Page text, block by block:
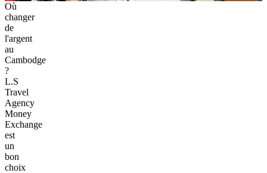
Où
changer
de
l'argent
au
Cambodge
?
L.S
Travel
Agency
Money
Exchange
est
un
bon
choix